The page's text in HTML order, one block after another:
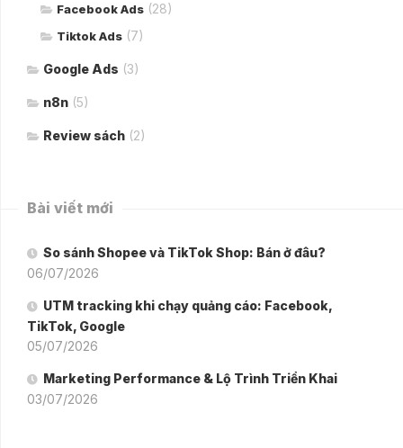
Facebook Ads (28)
Tiktok Ads (7)
Google Ads (3)
n8n (5)
Review sách (2)
Bài viết mới
So sánh Shopee và TikTok Shop: Bán ở đâu?
06/07/2026
UTM tracking khi chạy quảng cáo: Facebook,
TikTok, Google
05/07/2026
Marketing Performance & Lộ Trình Triển Khai
03/07/2026